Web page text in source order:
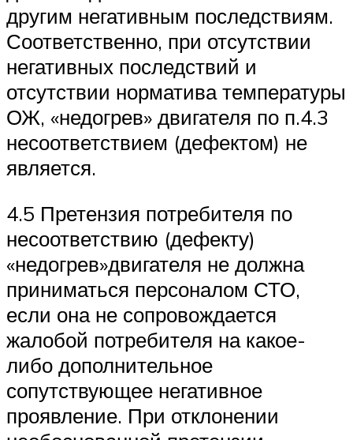
другим негативным последствиям.
Соответственно, при отсутствии
негативных последствий и
отсутствии норматива температуры
ОЖ, «недогрев» двигателя по п.4.3
несоответствием (дефектом) не
является.
4.5 Претензия потребителя по
несоответствию (дефекту)
«недогрев»двигателя не должна
приниматься персоналом СТО,
если она не сопровождается
жалобой потребителя на какое-
либо дополнительное
сопутствующее негативное
проявление. При отклонении